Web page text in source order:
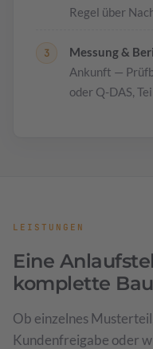
Regel über
Messung &
Ankunft —
oder Q-DAS,
LEISTUNGEN
Eine
komplette
Ob einzelnes
Kundenfreigabe oder